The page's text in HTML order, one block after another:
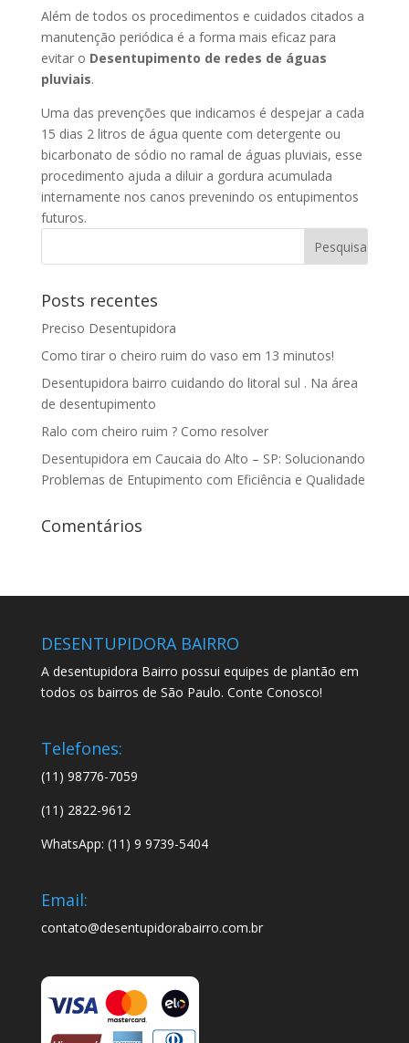
Além de todos os procedimentos e cuidados citados a
manutenção periódica é a forma mais eficaz para
evitar o Desentupimento de redes de águas
pluviais.
Uma das prevenções que indicamos é despejar a cada
15 dias 2 litros de água quente com detergente ou
bicarbonato de sódio no ramal de águas pluviais, esse
procedimento ajuda a diluir a gordura acumulada
internamente nos canos prevenindo os entupimentos
futuros.
Posts recentes
Preciso Desentupidora
Como tirar o cheiro ruim do vaso em 13 minutos!
Desentupidora bairro cuidando do litoral sul . Na área
de desentupimento
Ralo com cheiro ruim ? Como resolver
Desentupidora em Caucaia do Alto – SP: Solucionando
Problemas de Entupimento com Eficiência e Qualidade
Comentários
DESENTUPIDORA BAIRRO
A desentupidora Bairro possui equipes de plantão em
todos os bairros de São Paulo. Conte Conosco!
Telefones:
(11) 98776-7059
(11) 2822-9612
WhatsApp: (11) 9 9739-5404
Email:
contato@desentupidorabairro.com.br